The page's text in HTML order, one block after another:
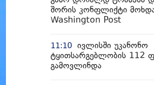
შორის კონფლიქტი
Washington Post
11:10 ივლისში უკანონო
ტყითსარგებლობის 112
გამოვლინდა